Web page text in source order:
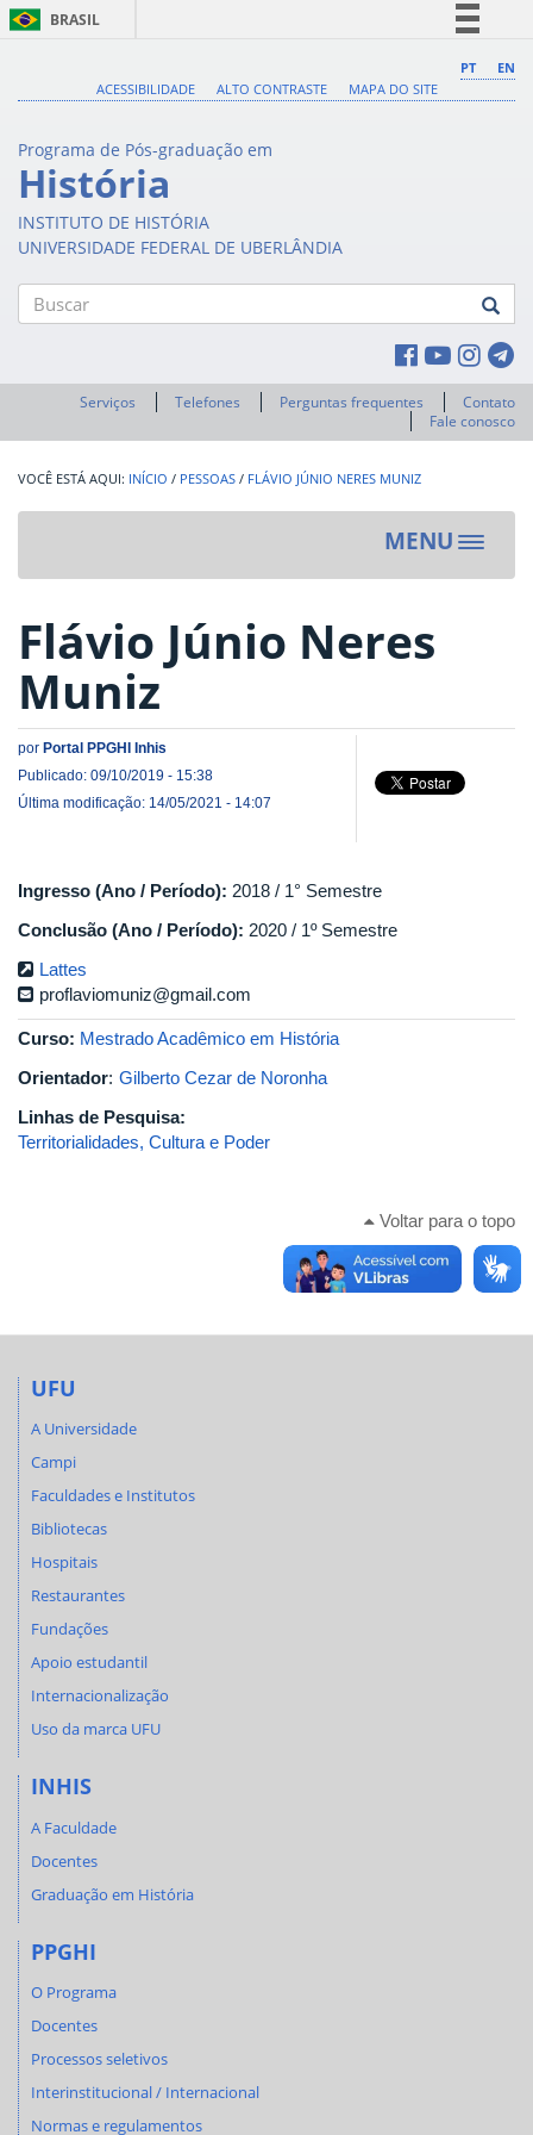
BRASIL
Comunica BR
PT
EN
ACESSIBILIDADE
ALTO CONTRASTE MAPA DO SITE
Programa de Pós-graduação em
História
INSTITUTO DE HISTÓRIA
UNIVERSIDADE FEDERAL DE UBERLÂNDIA
Serviços Telefones Perguntas frequentes
Contato
Fale conosco
INÍCIO / PESSOAS / FLÁVIO JÚNIO NERES MUNIZ
MENU
Toggle
Flávio Júnio Neres
Muniz
por Portal PPGHI Inhis
Publicado: 09/10/2019 - 15:38
Última modificação: 14/05/2021 - 14:07
Ingresso (Ano / Período): 2018 / 1° Semestre
Conclusão (Ano / Período): 2020 / 1º Semestre
Lattes
proflaviomuniz@gmail.com
Curso: Mestrado Acadêmico em História
Orientador: Gilberto Cezar de Noronha
Linhas de Pesquisa:
Territorialidades, Cultura e Poder
Voltar para o topo
UFU
A Universidade
Campi
Faculdades e Institutos
Bibliotecas
Hospitais
Restaurantes
Fundações
Apoio estudantil
Internacionalização
Uso da marca UFU
INHIS
A Faculdade
Docentes
Graduação em História
PPGHI
O Programa
Docentes
Processos seletivos
Interinstitucional / Internacional
Normas e regulamentos